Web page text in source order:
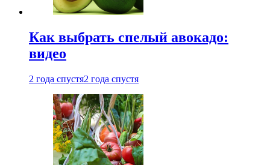
Как выбрать спелый авокадо:
видео
2 года спустя2 года спустя